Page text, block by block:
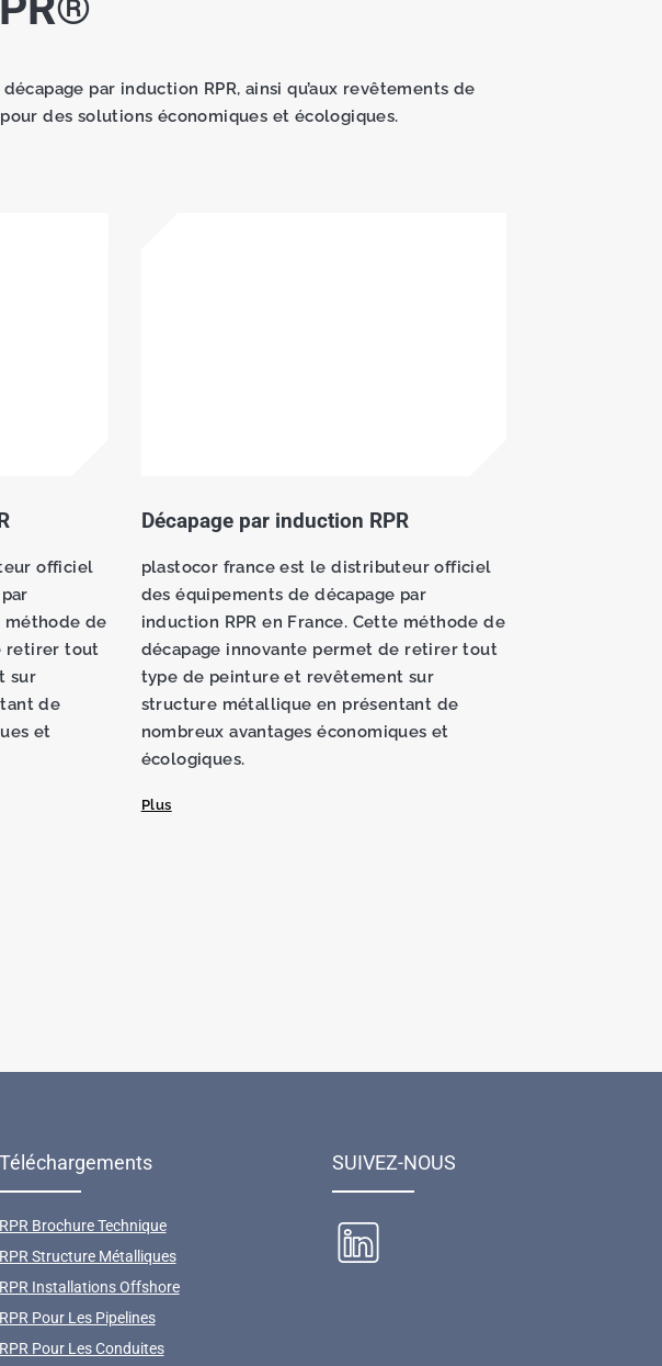
par induction RPR, ainsi qu’aux revêtements de
des solutions économiques et écologiques.
officiel
méthode de
retirer tout
sur
de
et
Décapage par induction RPR
plastocor france est le distributeur officiel
des équipements de décapage par
induction RPR en France. Cette méthode de
décapage innovante permet de retirer tout
type de peinture et revêtement sur
structure métallique en présentant de
nombreux avantages économiques et
écologiques.
Plus
Téléchargements
RPR Brochure Technique
RPR Structure Métalliques
RPR Installations Offshore
RPR Pour Les Pipelines
RPR Pour Les Conduites
SUIVEZ-NOUS